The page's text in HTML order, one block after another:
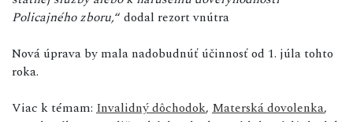
Policajného zboru,“ dodal rezort vnútra
Nová úprava by mala nadobudnúť účinnosť od 1. júla tohto
roka.
Viac k témam: Invalidný dôchodok, Materská dovolenka,